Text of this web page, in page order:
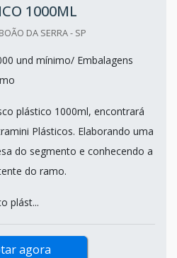
1000ML
DA SERRA - SP
und mínimo/ Embalagens
plástico 1000ml, encontrará
Plásticos. Elaborando uma
do segmento e conhecendo a
do ramo.
plást...
agora